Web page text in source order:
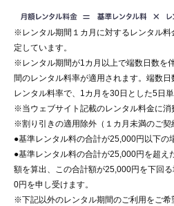
※レンタル期間１カ月に対するレンタル
定しています。
※レンタル期間が1カ月以上で端数日数を
間のレンタル料率が適用されます。端数
レンタル料率で、1カ月を30日とした5日単
※当ウェブサイト記載のレンタル料金に消
※割り引きの適用除外（１カ月未満のご契
●基準レンタル料の合計が25,000円以下の
●基準レンタル料の合計が25,000円を超え
額を算出、この合計額が25,000円を下回
0円を申し受けます。
※下記以外のレンタル期間のご利用をご希